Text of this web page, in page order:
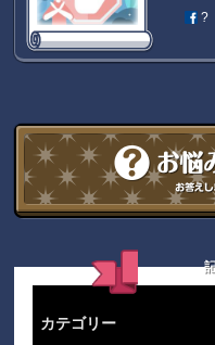
?
カテゴリー